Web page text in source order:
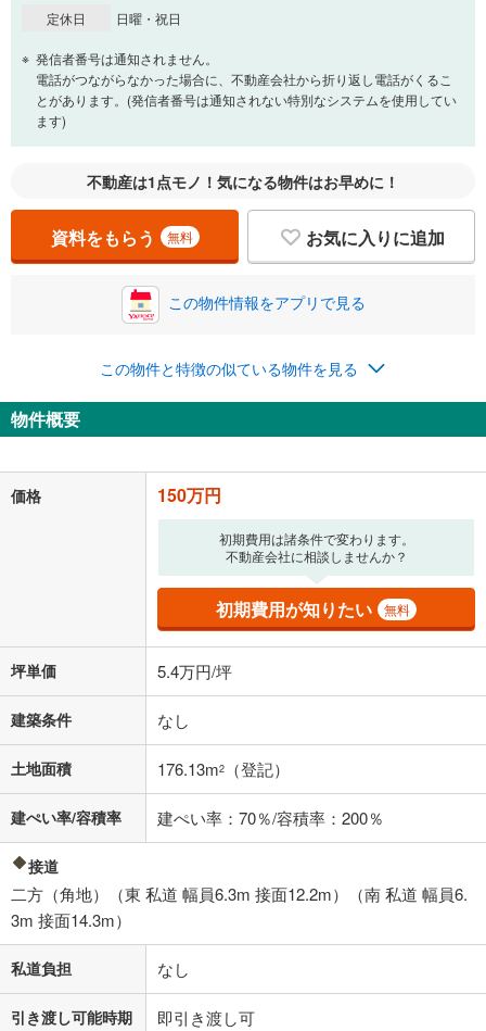
定休日
日曜・祝日
発信者番号は通知されません。
電話がつながらなかった場合に、不動産会社から折り返し電話がくるこ
とがあります。(発信者番号は通知されない特別なシステムを使用してい
ます)
不動産は1点モノ！気になる物件はお早めに！
資料をもらう 無料 お気に入りに追加
この物件情報をアプリで見る
この物件と特徴の似ている物件を見る
物件概要
価格 150万円
初期費用は諸条件で変わります。
不動産会社に相談しませんか？
初期費用が知りたい 無料
坪単価 5.4万円/坪
建築条件 なし
土地面積 176.13m2 （登記）
建ぺい率/容積率 建ぺい率：70％/容積率：200％
接道
二方（角地）（東 私道 幅員6.3m 接面12.2m）（南 私道 幅員6.
3m 接面14.3m）
私道負担 なし
引き渡し可能時期 即引き渡し可